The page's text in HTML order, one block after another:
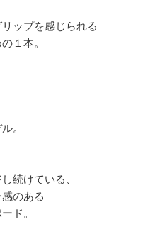
ップを感じられる
１本。
。
続けている、
のある
ド。